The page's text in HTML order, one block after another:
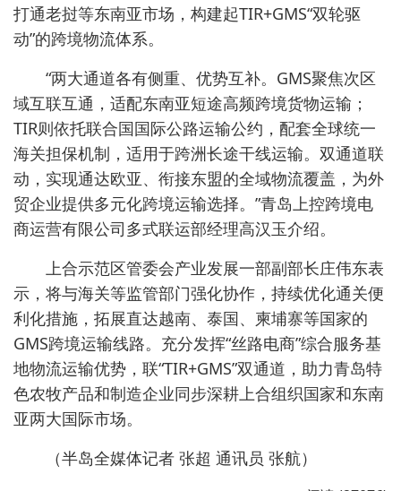
打通老挝等东南亚市场，构建起TIR+GMS“双轮驱
动”的跨境物流体系。
“两大通道各有侧重、优势互补。GMS聚焦次区
域互联互通，适配东南亚短途高频跨境货物运输；
TIR则依托联合国国际公路运输公约，配套全球统一
海关担保机制，适用于跨洲长途干线运输。双通道联
动，实现通达欧亚、衔接东盟的全域物流覆盖，为外
贸企业提供多元化跨境运输选择。”青岛上控跨境电
商运营有限公司多式联运部经理高汉玉介绍。
上合示范区管委会产业发展一部副部长庄伟东表
示，将与海关等监管部门强化协作，持续优化通关便
利化措施，拓展直达越南、泰国、柬埔寨等国家的
GMS跨境运输线路。充分发挥“丝路电商”综合服务基
地物流运输优势，联“TIR+GMS”双通道，助力青岛特
色农牧产品和制造企业同步深耕上合组织国家和东南
亚两大国际市场。
（半岛全媒体记者 张超 通讯员 张航）